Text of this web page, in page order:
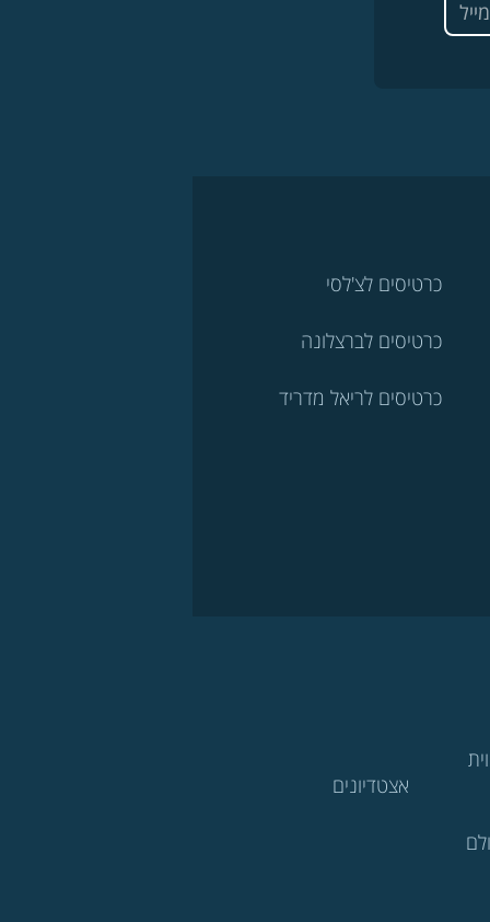
כרטיסים לצ'לסי
כרטיסים לברצלונה
כרטיסים לריאל מדריד
אצטדיונים